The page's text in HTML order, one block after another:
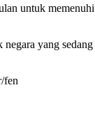
untuk
yang
fen